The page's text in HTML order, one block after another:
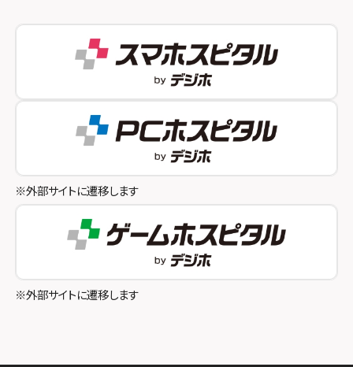
スマホスピタル 自由が丘
スマホスピタルオリナス錦糸町
スマホスピタル テルル成増
スマホスピタル池袋
スマホスピタル八王子
スマホスピタル町田
スマホスピタル吉祥寺
スマホスピタル立川
スマホスピタル by デジホ 姫路キャスパ
スマホスピタル伊丹
スマホスピタル奈良生駒
スマホスピタル和歌山
※外部サイトに遷移します
※外部サイトに遷移します